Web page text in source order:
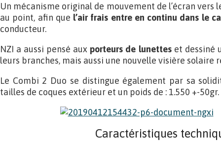
Un mécanisme original de mouvement de l’écran vers
au point, afin que l’air frais entre en continu dans le
conducteur.
NZI a aussi pensé aux porteurs de lunetteset dessiné
leurs branches, mais aussi une nouvelle visière solaire
Le Combi 2 Duo se distingue également par sa
tailles de coques extérieur et un poids de : 1.550 +-50gr.
Caractéristiques